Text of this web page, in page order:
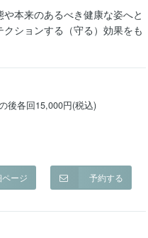
本来のあるべき健康な姿へと
ションする（守る）効果をも
後各回15,000円(税込)
予約する
ージ